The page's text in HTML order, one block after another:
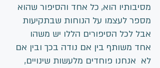
מסיבותיו הוא, כל אחד והסיפור שהוא
מספר לעצמו על הנוחות שבתקיעות
אבל לכל הסיפורים הללו יש משהו
אחד משותף בין אם נודה בכך ובין אם
לא  אנחנו פוחדים מלעשות שינויים,